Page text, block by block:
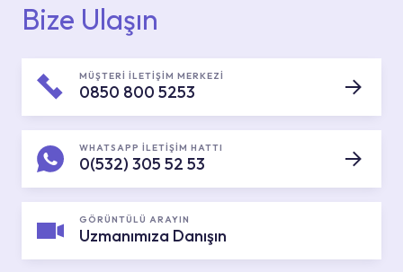
Bize Ulaşın
MÜŞTERİ İLETİŞİM MERKEZİ
0850 800 5253
WHATSAPP İLETİŞİM HATTI
0(532) 305 52 53
GÖRÜNTÜLÜ ARAYIN
Uzmanımıza Danışın